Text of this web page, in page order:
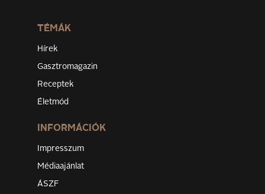
TÉMÁK
Hírek
Gasztromagazin
Receptek
Életmód
INFORMÁCIÓK
Impresszum
Médiaajánlat
ÁSZF